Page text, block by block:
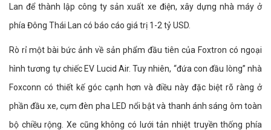
Lan để thành lập công ty sản xuất xe điện, xây dựng nhà máy ở
phía Đông Thái Lan có báo cáo giá trị 1-2 tỷ USD.
Rò rỉ một bài bức ảnh về sản phẩm đầu tiên của Foxtron có ngoại
hình tương tự chiếc EV Lucid Air. Tuy nhiên, “đứa con đầu lòng” nhà
Foxconn có thiết kế góc cạnh hơn và điều này đặc biệt rõ ràng ở
phần đầu xe, cụm đèn pha LED nổi bật và thanh ánh sáng ôm toàn
bộ chiều rộng. Xe cũng không có lưới tản nhiệt truyền thống phía